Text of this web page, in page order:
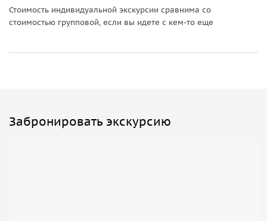
немецких аристократов, надышитесь чистейшим
воздухом, насладитесь великолепным сочетанием
Стоимость индивидуальной экскурсии сравнима со
стоимостью групповой, если вы идете с кем-то еще
Забронировать экскурсию